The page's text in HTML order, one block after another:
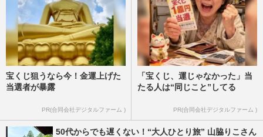
宝くじ狙うなら今！金運上げた
当選者が暴露
PR(合同会社デジタルファーム )
「宝くじ、運じゃなかった」当
たる人は“同じこと”してる
PR(合同会社デジタルファーム )
50代からでも遅くない！“大人ひとり旅” 山脇りこさん